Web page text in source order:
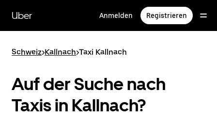
zum
Hauptinhalt
Uber Anmelden Registrieren
Schweiz>Kallnach>Taxi Kallnach
Auf der Suche nach
Taxis in Kallnach?